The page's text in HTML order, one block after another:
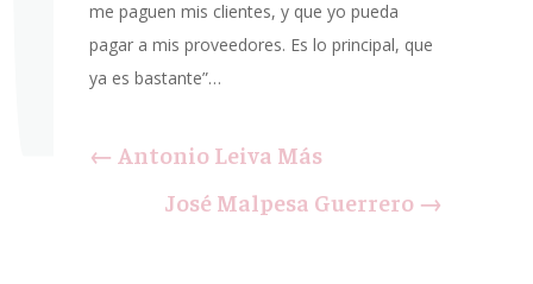
me paguen mis clientes, y que yo pueda
pagar a mis proveedores. Es lo principal, que
ya es bastante”…
← Antonio Leiva Más
José Malpesa Guerrero →